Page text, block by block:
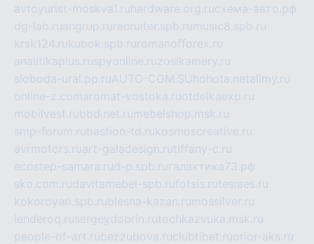
avtoyurist-moskva1.ru hardware.org.ruсхема-авто.рф
dg-lab.ruangrup.ru recruiter.spb.ru music8.spb.ru
krsk124.rukubok.spb.ru romanofforex.ru
analitikaplus.ruspyonline.ruzosikamery.ru
sloboda-ural.pp.ruAUTO-COM.SU hohota.net alimy.ru
online-z.comaromat-vostoka.ruotdelkaexp.ru
mobilvest.rubbd.net.ru mebelshop.msk.ru
smp-forum.rubastion-td.rukosmoscreative.ru
avrmotors.ruart-galadesign.rutiffany-c.ru
ecostep-samara.rud-p.spb.ru галактика73.рф
sko.com.rudavitamebel-spb.rufotsis.rutesiaes.ru
kokoroyari.spb.rublesna-kazan.ru mossilver.ru
lenderoq.rusergeydobrin.rutochkazvuka.msk.ru
people-of-art.rubezzubova.ruclubtibet.ruorior-aks.ru